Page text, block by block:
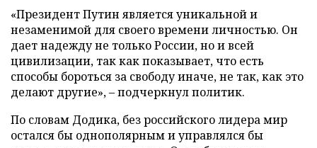
«Президент Путин является уникальной и
незаменимой для своего времени личностью. Он
дает надежду не только России, но и всей
цивилизации, так как показывает, что есть
способы бороться за свободу иначе, не так, как это
делают другие», – подчеркнул политик.
По словам Додика, без российского лидера мир
остался бы однополярным и управлялся бы